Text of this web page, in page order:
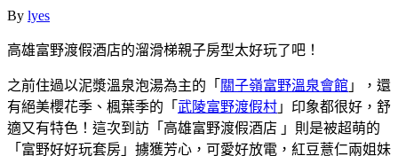
By lyes
高雄富野渡假酒店的溜滑梯親子房型太好玩了吧！
之前住過以泥漿溫泉泡湯為主的「 關子嶺富野溫泉會館 」，還
有絕美櫻花季、楓葉季的「 武陵富野渡假村 」印象都很好，舒
適又有特色！這次到訪「高雄富野渡假酒店 」則是被超萌的
「富野好好玩套房」擄獲芳心，可愛好放電，紅豆薏仁兩姐妹